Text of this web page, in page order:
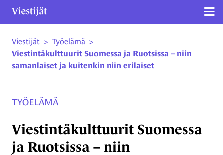
Siirry sivun sisältöön
Viestijät > Työelämä >
Viestintäkulttuurit Suomessa ja Ruotsissa – niin
samanlaiset ja kuitenkin niin erilaiset
Viestintäkulttuurit Suomessa
ja Ruotsissa – niin
TYÖELÄMÄ